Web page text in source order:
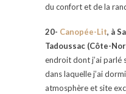
du confort et de la
20- Canopée-Lit, à
Tadoussac (Côte-
endroit dont j’ai parlé
dans laquelle j’ai
atmosphère et site